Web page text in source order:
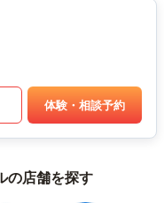
体験・相談予約
の店舗を探す